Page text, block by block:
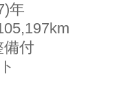
年
備付